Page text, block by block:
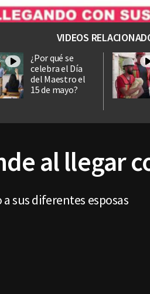
VIDEOS
¿Por qué se
celebra el Día
del Maestro el
15 de mayo?
al llegar
sus diferentes esposas